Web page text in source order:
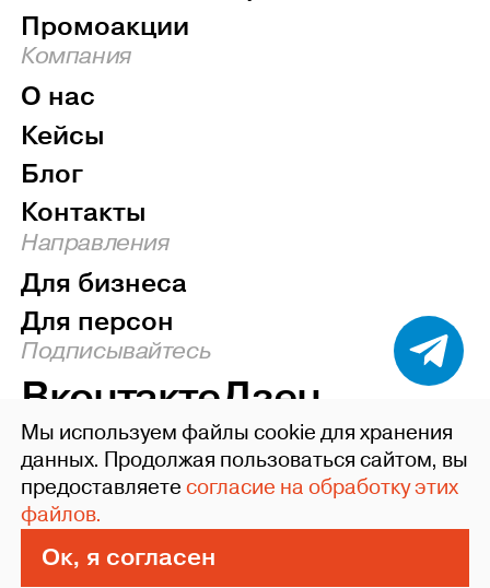
Промоакции
Компания
О нас
Кейсы
Блог
Контакты
Направления
Для бизнеса
Для персон
Подписывайтесь
ВконтактеДзен
Наверх
©2004-26 ideafixgroup
Политика конфиденциальности
Пользовательское соглашение
Сделано в Xpage
Мы используем файлы cookie для хранения
данных. Продолжая пользоваться сайтом, вы
предоставляетесогласие на обработку этих
файлов.
Ок, я согласен